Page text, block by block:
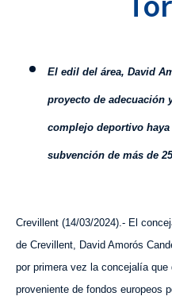
El edil del área, David
proyecto de adecuación
complejo deportivo
subvención de más de
Crevillent (14/03/2024).- El
de Crevillent, David Amorós
por primera vez la concejalía
proveniente de fondos europeos